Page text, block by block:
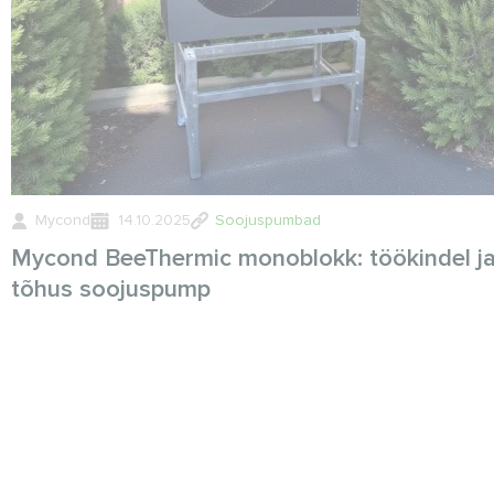
Mycond 14.10.2025 Soojuspumbad
Mycond BeeThermic monoblokk: töökindel
tõhus soojuspump